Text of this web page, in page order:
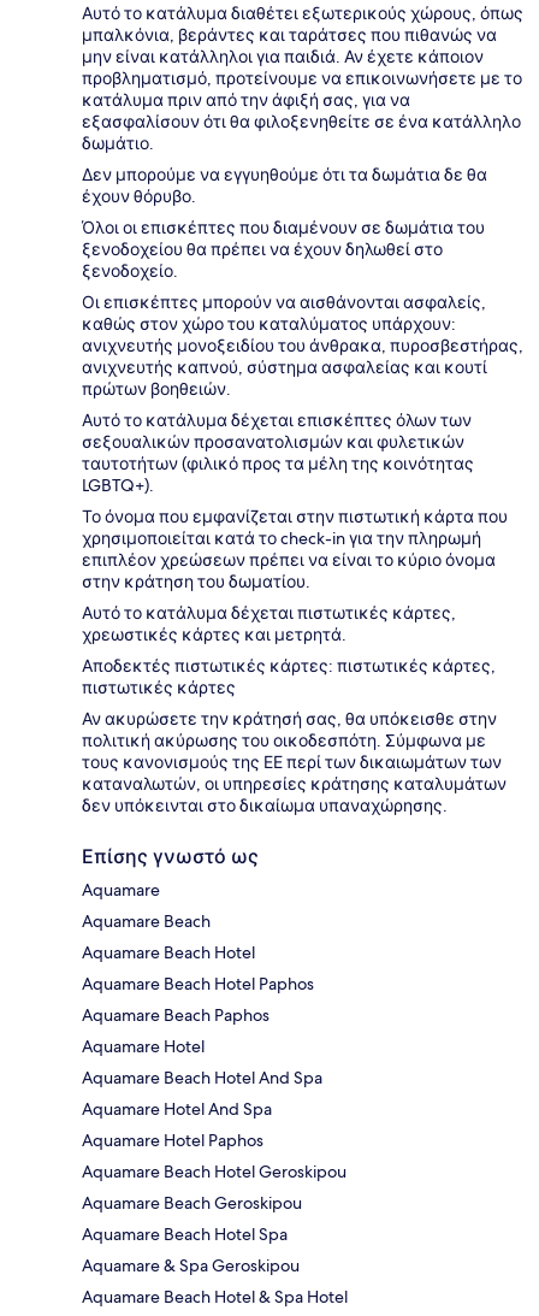
Αυτό το κατάλυμα διαθέτει εξωτερικούς χώρους, όπως
μπαλκόνια, βεράντες και ταράτσες που πιθανώς να
μην είναι κατάλληλοι για παιδιά. Αν έχετε κάποιον
προβληματισμό, προτείνουμε να επικοινωνήσετε με το
κατάλυμα πριν από την άφιξή σας, για να
εξασφαλίσουν ότι θα φιλοξενηθείτε σε ένα κατάλληλο
δωμάτιο.
Δεν μπορούμε να εγγυηθούμε ότι τα δωμάτια δε θα
έχουν θόρυβο.
Όλοι οι επισκέπτες που διαμένουν σε δωμάτια του
ξενοδοχείου θα πρέπει να έχουν δηλωθεί στο
ξενοδοχείο.
Οι επισκέπτες μπορούν να αισθάνονται ασφαλείς,
καθώς στον χώρο του καταλύματος υπάρχουν:
ανιχνευτής μονοξειδίου του άνθρακα, πυροσβεστήρας,
ανιχνευτής καπνού, σύστημα ασφαλείας και κουτί
πρώτων βοηθειών.
Αυτό το κατάλυμα δέχεται επισκέπτες όλων των
σεξουαλικών προσανατολισμών και φυλετικών
ταυτοτήτων (φιλικό προς τα μέλη της κοινότητας
LGBTQ+).
Το όνομα που εμφανίζεται στην πιστωτική κάρτα που
χρησιμοποιείται κατά το check-in για την πληρωμή
επιπλέον χρεώσεων πρέπει να είναι το κύριο όνομα
στην κράτηση του δωματίου.
Αυτό το κατάλυμα δέχεται πιστωτικές κάρτες,
χρεωστικές κάρτες και μετρητά.
Αποδεκτές πιστωτικές κάρτες: πιστωτικές κάρτες,
πιστωτικές κάρτες
Αν ακυρώσετε την κράτησή σας, θα υπόκεισθε στην
πολιτική ακύρωσης του οικοδεσπότη. Σύμφωνα με
τους κανονισμούς της ΕΕ περί των δικαιωμάτων των
καταναλωτών, οι υπηρεσίες κράτησης καταλυμάτων
δεν υπόκεινται στο δικαίωμα υπαναχώρησης.
Επίσης γνωστό ως
Aquamare
Aquamare Beach
Aquamare Beach Hotel
Aquamare Beach Hotel Paphos
Aquamare Beach Paphos
Aquamare Hotel
Aquamare Beach Hotel And Spa
Aquamare Hotel And Spa
Aquamare Hotel Paphos
Aquamare Beach Hotel Geroskipou
Aquamare Beach Geroskipou
Aquamare Beach Hotel Spa
Aquamare & Spa Geroskipou
Aquamare Beach Hotel & Spa Hotel